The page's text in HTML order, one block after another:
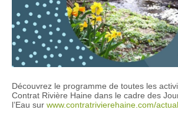
Découvrez le programme de toutes les
Contrat Rivière Haine dans le cadre des
l’Eau sur www.contratrivierehaine.com/